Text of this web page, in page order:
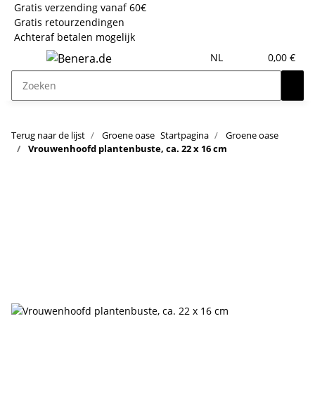
Gratis verzending vanaf 60€
Gratis retourzendingen
Achteraf betalen mogelijk
NL
0,00 €
Terug naar de lijst Groene oase Startpagina
Groene oase
Vrouwenhoofd plantenbuste, ca. 22 x 16 cm